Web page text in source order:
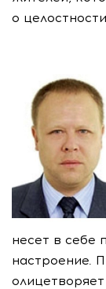
о
несет в себе
настроение.